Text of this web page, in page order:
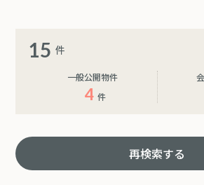
15 件
一般公開物件
4 件
再検索する